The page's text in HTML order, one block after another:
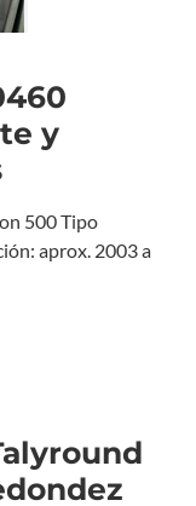
y
500 Tipo
aprox. 2003 a